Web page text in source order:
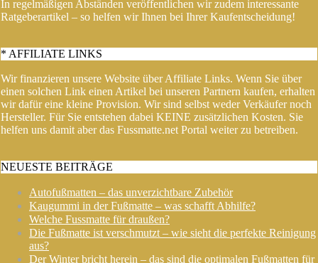
In regelmäßigen Abständen veröffentlichen wir zudem interessante
Ratgeberartikel – so helfen wir Ihnen bei Ihrer Kaufentscheidung!
* AFFILIATE LINKS
Wir finanzieren unsere Website über Affiliate Links. Wenn Sie über
einen solchen Link einen Artikel bei unseren Partnern kaufen, erhalten
wir dafür eine kleine Provision. Wir sind selbst weder Verkäufer noch
Hersteller. Für Sie entstehen dabei KEINE zusätzlichen Kosten. Sie
helfen uns damit aber das Fussmatte.net Portal weiter zu betreiben.
NEUESTE BEITRÄGE
Autofußmatten – das unverzichtbare Zubehör
Kaugummi in der Fußmatte – was schafft Abhilfe?
Welche Fussmatte für draußen?
Die Fußmatte ist verschmutzt – wie sieht die perfekte Reinigung
aus?
Der Winter bricht herein – das sind die optimalen Fußmatten für